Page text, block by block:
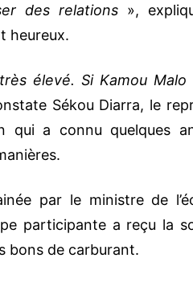
des relations »,
heureux.
élevé. Si Kamou
Sékou Diarra, le
qui a connu quelques
par le ministre de
participante a reçu la
bons de carburant.